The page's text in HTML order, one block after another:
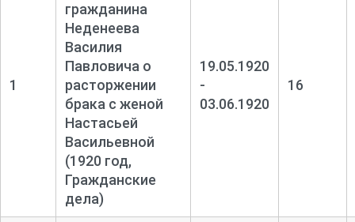
1
гражданина
Неденеева
Василия
Павловича о
расторжении
брака с женой
Настасьей
Васильевной
(1920 год,
Гражданские
дела)
19.05.1920
-
03.06.1920
16